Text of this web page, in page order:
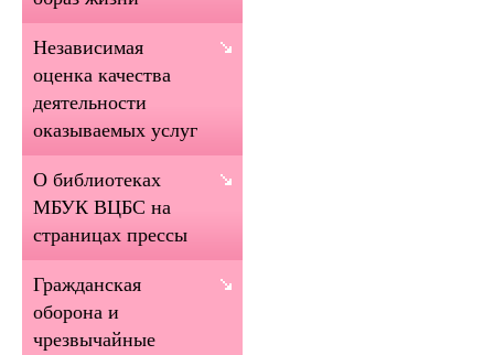
Независимая
оценка качества
деятельности
оказываемых услуг
О библиотеках
МБУК ВЦБС на
страницах прессы
Гражданская
оборона и
чрезвычайные